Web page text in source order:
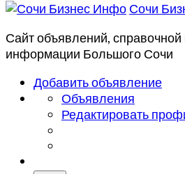
Сочи
Сайт объявлений, справочной
информации Большого Сочи
Добавить объявление
Объявления
Редактировать